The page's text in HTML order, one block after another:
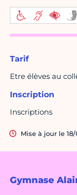
Gymnase
Tarif
Etre élèves au
Inscription
Inscriptions
Mise à jour le